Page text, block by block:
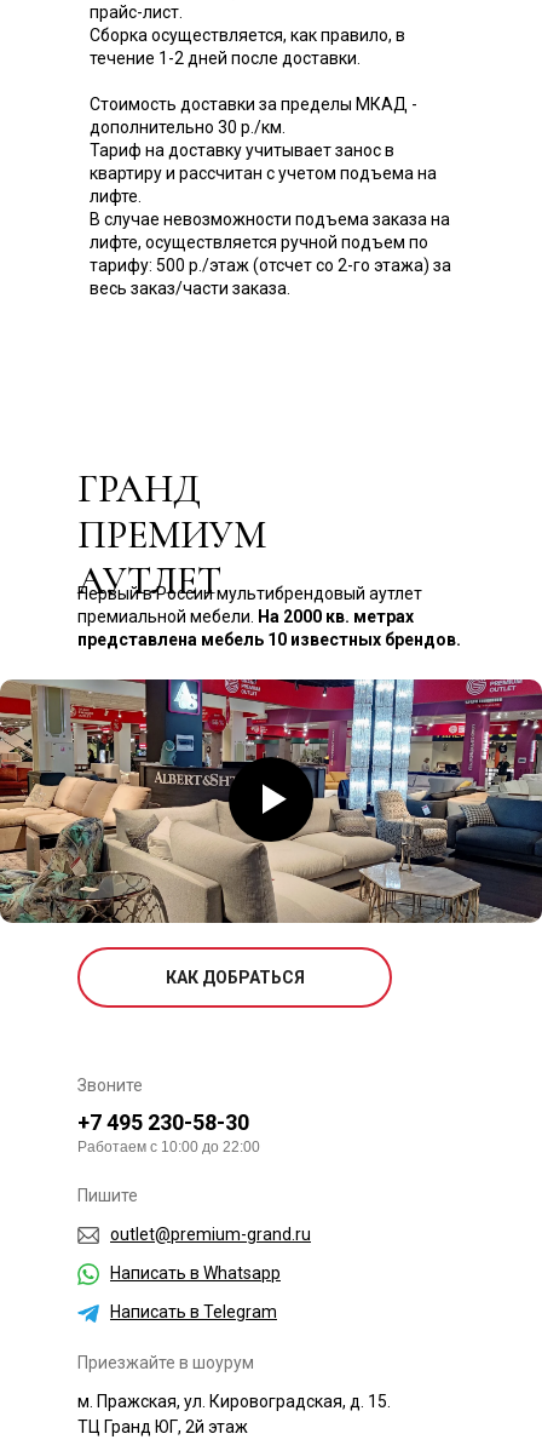
прайс-лист.
Сборка осуществляется, как правило, в
течение 1-2 дней после доставки.
Стоимость доставки за пределы МКАД -
дополнительно 30 р./км.
Тариф на доставку учитывает занос в
квартиру и рассчитан с учетом подъема на
лифте.
В случае невозможности подъема заказа на
лифте, осуществляется ручной подъем по
тарифу: 500 р./этаж (отсчет со 2-го этажа) за
весь заказ/части заказа.
ГРАНД
ПРЕМИУМ
АУТЛЕТ
Первый в России мультибрендовый аутлет
премиальной мебели.
На 2000 кв. метрах
представлена мебель 10 известных брендов.
КАК ДОБРАТЬСЯ
outlet@premium-grand.ru
Написать в Whatsapp
Написать в Telegram
+7 495 230-58-30
Работаем с 10:00 до 22:00
м. Пражская, ул. Кировоградская, д. 15.
ТЦ Гранд ЮГ, 2й этаж
Звоните
Приезжайте в шоурум
Пишите